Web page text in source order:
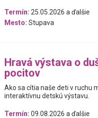
Termín: 25.05.2026 a ďalšie
Mesto: Stupava
Hravá výstava o
pocitov
Ako sa cítia naše deti v ruchu
interaktívnu detskú výstavu.
Termín: 09.08.2026 a ďalšie